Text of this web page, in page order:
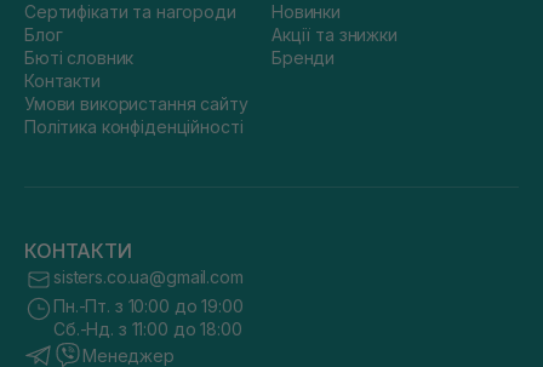
Сертифікати та нагороди
Блог
Бюті словник
Контакти
Умови використання сайту
Політика конфіденційності
Новинки
Акції та знижки
Бренди
КОНТАКТИ
sisters.co.ua@gmail.com
Пн.-Пт. з 10:00 до 19:00
Сб.-Нд. з 11:00 до 18:00
Менеджер